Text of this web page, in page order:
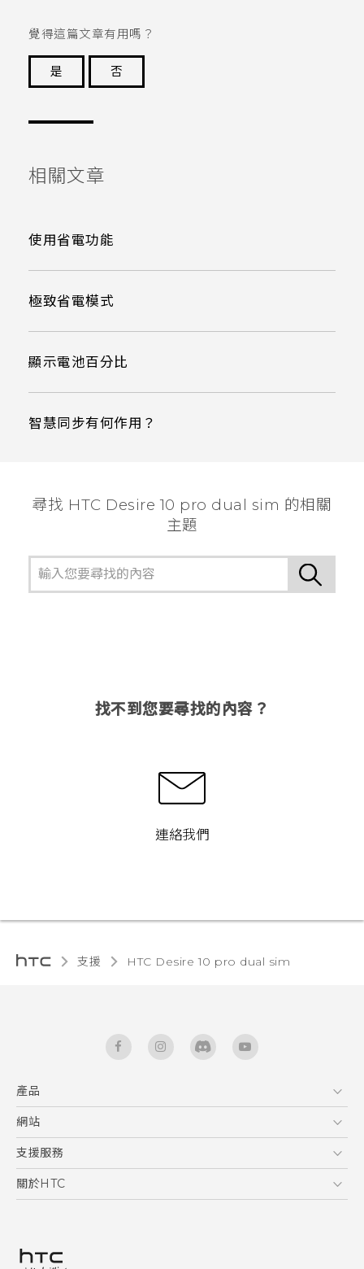
覺得這篇文章有用嗎？
是
否
相關文章
使用省電功能
極致省電模式
顯示電池百分比
智慧同步有何作用？
尋找 HTC Desire 10 pro dual sim 的相關
主題
找不到您要尋找的內容？
連絡我們
支援 HTC Desire 10 pro dual sim‎
產品
5G
區塊鍊手機
網站
HTC Dev
支援服務
服務中心
關於HTC
私隱政策